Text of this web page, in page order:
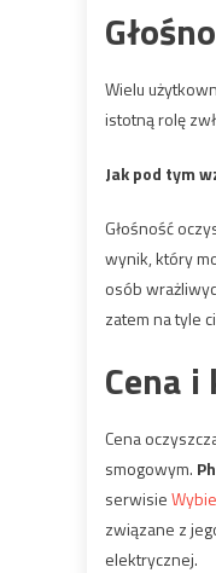
Wielu
istotną rolę
Jak pod tym
Głośność
wynik, który
osób
zatem na tyle
Cena
Cena
smogowym.
serwisie
związane z
elektrycznej.